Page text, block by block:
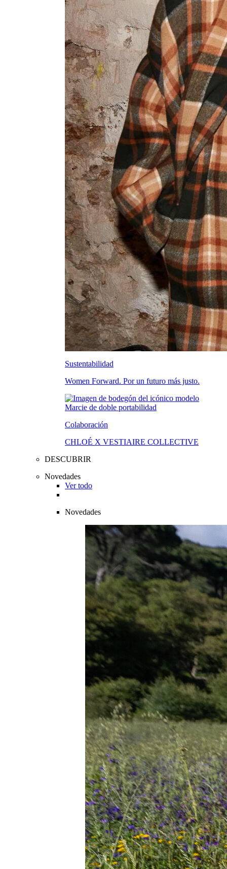
Sustentabilidad
Women Forward. Por un futuro más justo.
Colaboración
CHLOÉ X VESTIAIRE COLLECTIVE
DESCUBRIR
Novedades
Ver todo
Novedades